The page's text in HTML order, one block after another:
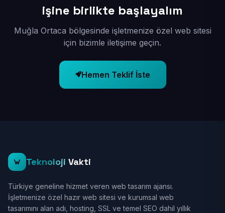
işine birlikte başlayalım
Muğla Ortaca bölgesinde işletmenize özel web sitesi
için bizimle iletişime geçin.
Hemen Teklif İste
Teknoloji Vakti
Türkiye geneline hizmet veren web tasarım ajansı.
İşletmenize özel hazır web sitesi ve kurumsal web
tasarımını alan adı, hosting, SSL ve temel SEO dahil yıllık